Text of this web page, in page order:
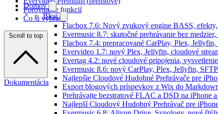
Domov
Blog
Flacbox 7.6: Nový zvukový engine BASS,
Evermusic 8.7: skutočné prehrávanie bez
Flacbox 7.4: prepracované CarPlay, Plex,
Evervideo 1.7: nový Plex, Jellyfin, cloudové
Evertag 4.2: nové cloudové pripojenia,
Evermusic 8.6: nový CarPlay, Plex, Jellyfin,
Najlepšie Cloudové Hudobné Prehrávače pre
Export blogových príspevkov z Wix do
Prehrávajte bezstratové FLAC a DSD na iPhone
Najlepší Cloudový Hudobný Prehrávač pre
Porovnanie funkcií
Čo si vybrať?
Scroll to top
Dokumentácia